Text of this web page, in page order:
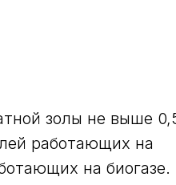
золы не выше
работающих на
на биогазе.